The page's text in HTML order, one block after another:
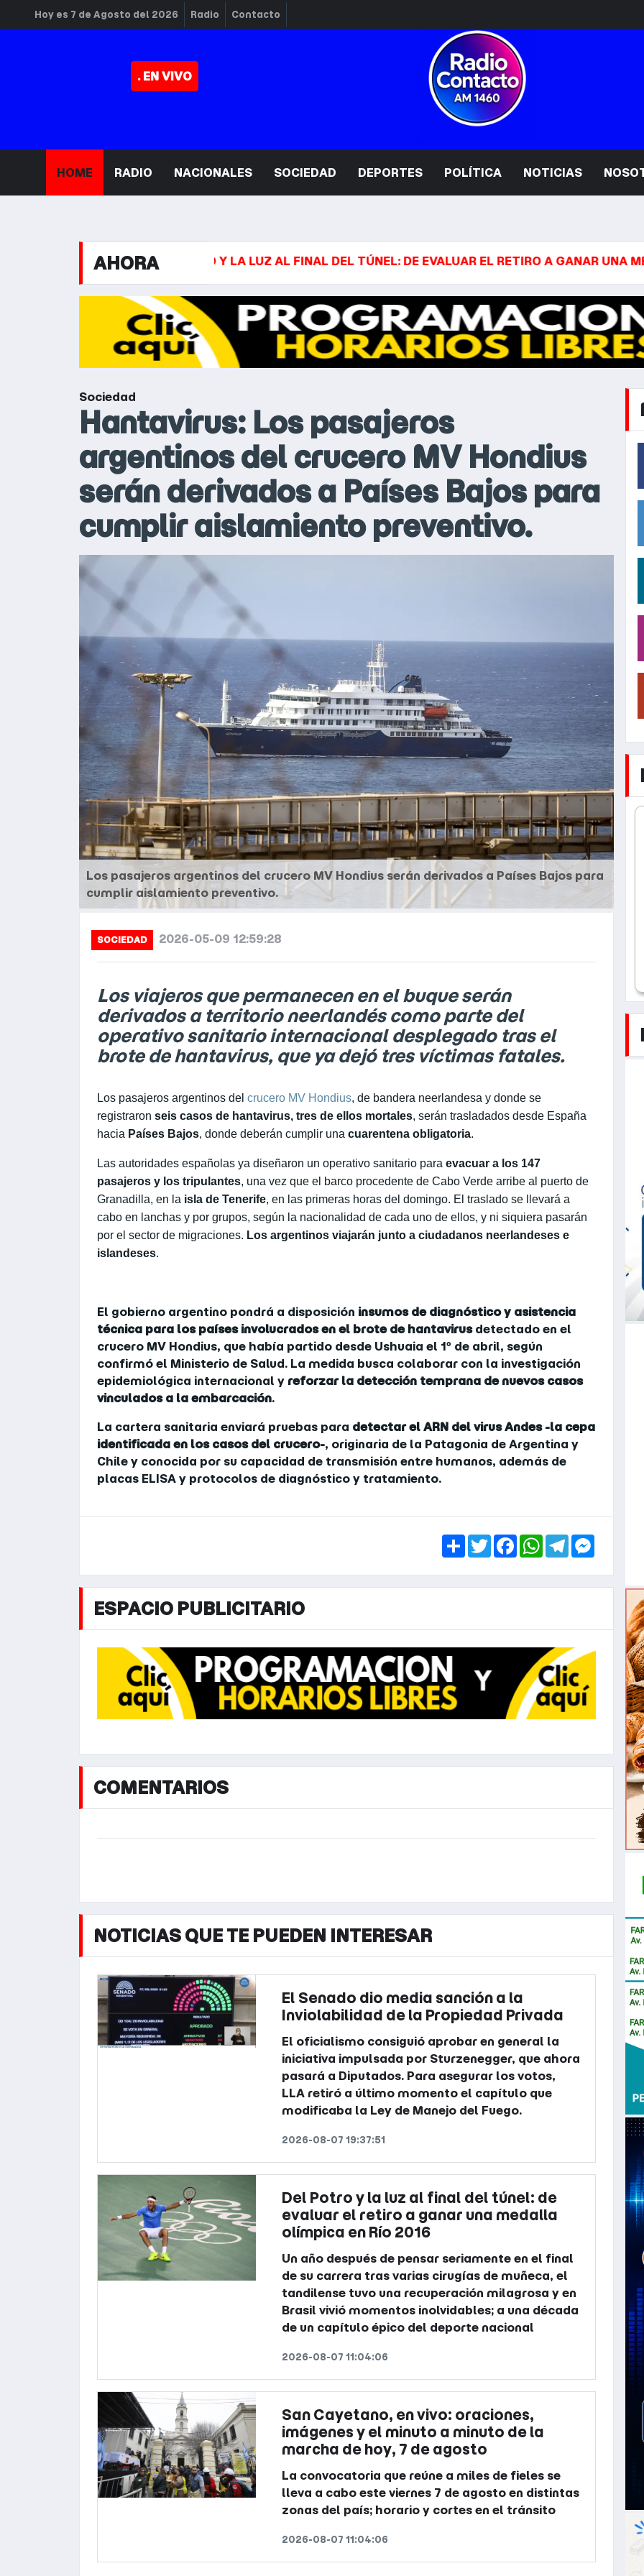
Hoy es 7 de Agosto del 2026 Radio Contacto
. EN VIVO
HOME RADIO NACIONALES SOCIEDAD DEPORTES POLÍTICA NOTICIAS
AHORA
DEL POTRO Y LA LUZ AL FINAL DEL TÚNEL: DE EVALUAR EL RETIRO A GANAR UNA MEDALLA
Sociedad
Hantavirus: Los pasajeros
argentinos del crucero MV Hondius
serán derivados a Países Bajos para
cumplir aislamiento preventivo.
Los pasajeros argentinos del crucero MV Hondius serán derivados a Países Bajos para
cumplir aislamiento preventivo.
SOCIEDAD 2026-05-09 12:59:28
Los viajeros que permanecen en el buque serán
derivados a territorio neerlandés como parte del
operativo sanitario internacional desplegado tras el
brote de hantavirus, que ya dejó tres víctimas fatales.
Los pasajeros argentinos del crucero MV Hondius, de bandera neerlandesa y donde se
registraron seis casos de hantavirus, tres de ellos mortales, serán trasladados desde España
hacia Países Bajos, donde deberán cumplir una cuarentena obligatoria.
Las autoridades españolas ya diseñaron un operativo sanitario para evacuar a los 147
pasajeros y los tripulantes, una vez que el barco procedente de Cabo Verde arribe al puerto de
Granadilla, en la isla de Tenerife, en las primeras horas del domingo. El traslado se llevará a
cabo en lanchas y por grupos, según la nacionalidad de cada uno de ellos, y ni siquiera pasarán
por el sector de migraciones. Los argentinos viajarán junto a ciudadanos neerlandeses e
islandeses.
El gobierno argentino pondrá a disposición insumos de diagnóstico y asistencia
técnica para los países involucrados en el brote de hantavirusdetectado en el
crucero MV Hondius, que había partido desde Ushuaia el 1º de abril, según
confirmó el Ministerio de Salud. La medida busca colaborar con la investigación
epidemiológica internacional y reforzar la detección temprana de nuevos casos
vinculados a la embarcación.
La cartera sanitaria enviará pruebas para detectar el ARN del virus Andes -la cepa
identificada en los casos del crucero-, originaria de la Patagonia de Argentina y
Chile y conocida por su capacidad de transmisión entre humanos, además de
placas ELISA y protocolos de diagnóstico y tratamiento.
ShareTwitterFacebook
WhatsApp
Telegram
ESPACIO PUBLICITARIO
COMENTARIOS
NOTICIAS QUE TE PUEDEN INTERESAR
El Senado dio media sanción a la
Inviolabilidad de la Propiedad Privada
El oficialismo consiguió aprobar en general la
iniciativa impulsada por Sturzenegger, que ahora
pasará a Diputados. Para asegurar los votos,
LLA retiró a último momento el capítulo que
modificaba la Ley de Manejo del Fuego.
2026-08-07 19:37:51
Del Potro y la luz al final del túnel: de
evaluar el retiro a ganar una medalla
olímpica en Río 2016
Un año después de pensar seriamente en el final
de su carrera tras varias cirugías de muñeca, el
tandilense tuvo una recuperación milagrosa y en
Brasil vivió momentos inolvidables; a una década
de un capítulo épico del deporte nacional
2026-08-07 11:04:06
San Cayetano, en vivo: oraciones,
imágenes y el minuto a minuto de la
marcha de hoy, 7 de agosto
La convocatoria que reúne a miles de fieles se
lleva a cabo este viernes 7 de agosto en distintas
zonas del país; horario y cortes en el tránsito
2026-08-07 11:04:06